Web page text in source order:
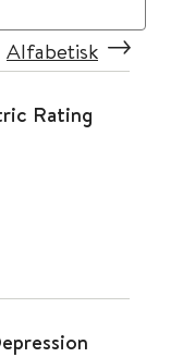
Alfabetisk
Rating